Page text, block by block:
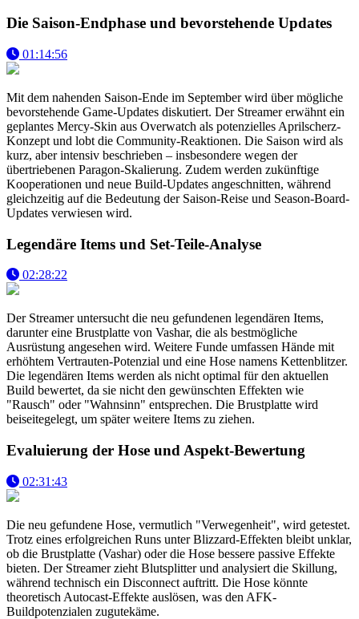
Die Saison-Endphase und bevorstehende Updates
01:14:56
Mit dem nahenden Saison-Ende im September wird über mögliche
bevorstehende Game-Updates diskutiert. Der Streamer erwähnt ein
geplantes Mercy-Skin aus Overwatch als potenzielles Aprilscherz-
Konzept und lobt die Community-Reaktionen. Die Saison wird als
kurz, aber intensiv beschrieben – insbesondere wegen der
übertriebenen Paragon-Skalierung. Zudem werden zukünftige
Kooperationen und neue Build-Updates angeschnitten, während
gleichzeitig auf die Bedeutung der Saison-Reise und Season-Board-
Updates verwiesen wird.
Legendäre Items und Set-Teile-Analyse
02:28:22
Der Streamer untersucht die neu gefundenen legendären Items,
darunter eine Brustplatte von Vashar, die als bestmögliche
Ausrüstung angesehen wird. Weitere Funde umfassen Hände mit
erhöhtem Vertrauten-Potenzial und eine Hose namens Kettenblitzer.
Die legendären Items werden als nicht optimal für den aktuellen
Build bewertet, da sie nicht den gewünschten Effekten wie
"Rausch" oder "Wahnsinn" entsprechen. Die Brustplatte wird
beiseitegelegt, um später weitere Items zu ziehen.
Evaluierung der Hose und Aspekt-Bewertung
02:31:43
Die neu gefundene Hose, vermutlich "Verwegenheit", wird getestet.
Trotz eines erfolgreichen Runs unter Blizzard-Effekten bleibt unklar,
ob die Brustplatte (Vashar) oder die Hose bessere passive Effekte
bieten. Der Streamer zieht Blutsplitter und analysiert die Skillung,
während technisch ein Disconnect auftritt. Die Hose könnte
theoretisch Autocast-Effekte auslösen, was den AFK-
Buildpotenzialen zugutekäme.